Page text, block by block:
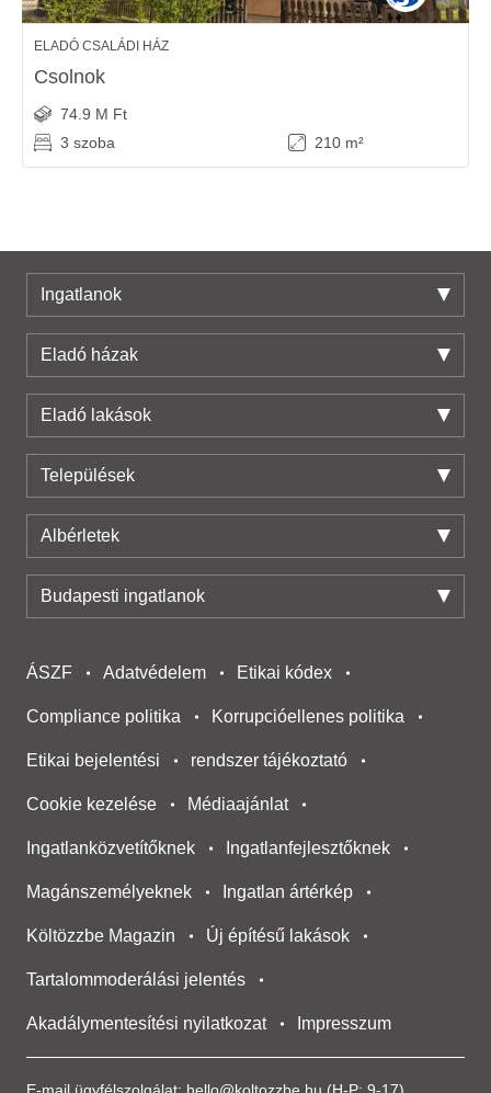
ELADÓ CSALÁDI HÁZ
Csolnok
74.9 M Ft
3 szoba
210 m²
Ingatlanok
Eladó házak
Eladó lakások
Települések
Albérletek
Budapesti ingatlanok
ÁSZF Adatvédelem Etikai kódex
Compliance politika Korrupcióellenes politika
Etikai bejelentési rendszer tájékoztató
Cookie kezelése Médiaajánlat
Ingatlanközvetítőknek Ingatlanfejlesztőknek
Magánszemélyeknek Ingatlan ártérkép
Költözzbe Magazin Új építésű lakások
Tartalommoderálási jelentés
Akadálymentesítési nyilatkozat Impresszum